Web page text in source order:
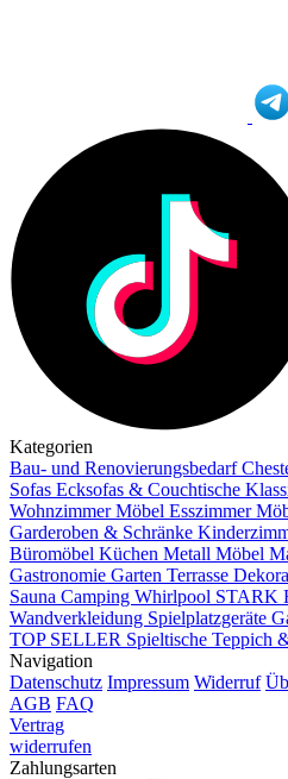
Kategorien
Bau- und Renovierungsbedarf
Sofas Ecksofas & Couchtische
Wohnzimmer Möbel Esszimmer
Garderoben & Schränke
Büromöbel Küchen Metall Möbel
Gastronomie Garten Terrasse
Sauna Camping Whirlpool STARK
Wandverkleidung Spielplatzgeräte
TOP SELLER Spieltische Teppich
Navigation
Datenschutz Impressum Widerruf
AGB FAQ
Vertrag
widerrufen
Zahlungsarten